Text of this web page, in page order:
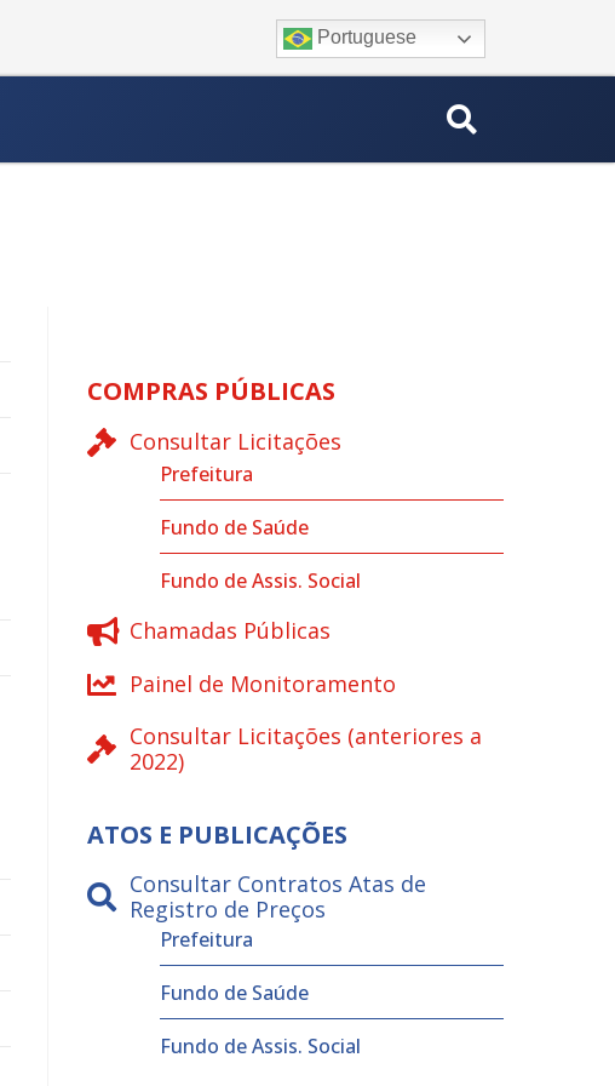
Portuguese
COMPRAS PÚBLICAS
Consultar Licitações
Prefeitura
Fundo de Saúde
Fundo de Assis. Social
Chamadas Públicas
Painel de Monitoramento
Consultar Licitações (anteriores a
2022)
ATOS E PUBLICAÇÕES
Consultar Contratos Atas de
Registro de Preços
Prefeitura
Fundo de Saúde
Fundo de Assis. Social